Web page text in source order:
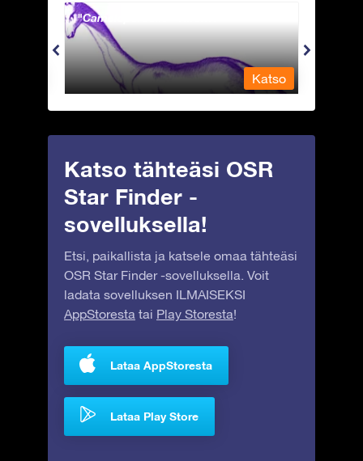
Camelopardalis - Kirahvi
Katso
Katso tähteäsi OSR
Star Finder -
sovelluksella!
Etsi, paikallista ja katsele omaa tähteäsi
OSR Star Finder -sovelluksella. Voit
ladata sovelluksen ILMAISEKSI
AppStoresta tai Play Storesta!
Lataa AppStoresta
Lataa Play Store